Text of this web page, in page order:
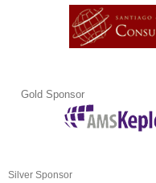
Gold Sponsor
Silver Sponsor